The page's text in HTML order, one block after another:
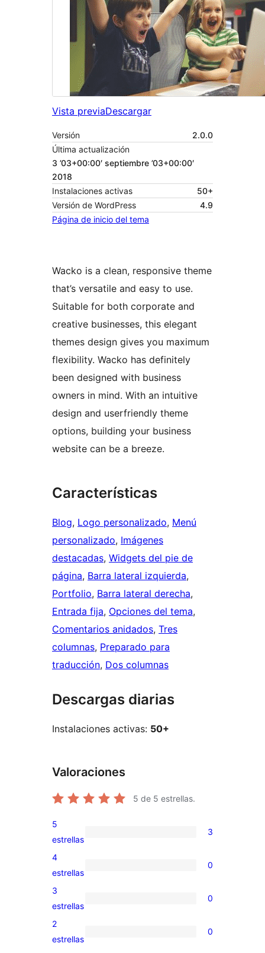
Vista previaDescargar
Versión
2.0.0
Última actualización
3 ’03+00:00′ septiembre ’03+00:00′
2018
Instalaciones activas
50+
Versión de WordPress
4.9
Página de inicio del tema
Wacko is a clean, responsive theme
that’s versatile and easy to use.
Suitable for both corporate and
creative businesses, this elegant
themes design gives you maximum
flexibility. Wacko has definitely
been designed with business
owners in mind. With an intuitive
design and userfriendly theme
options, building your business
website can be a breeze.
Características
Blog, Logo personalizado, Menú
personalizado, Imágenes
destacadas, Widgets del pie de
página, Barra lateral izquierda
Portfolio, Barra lateral derecha
Entrada fija, Opciones del tema
Comentarios anidados, Tres
columnas, Preparado para
traducción, Dos columnas
Descargas diarias
Instalaciones activas: 50+
Valoraciones
5 de 5 estrellas.
3
valoraciones
de
5
estrellas
3
0
valoraciones
de
4
estrellas
0
0
valoraciones
de
3
estrellas
0
0
2
estrellas
0